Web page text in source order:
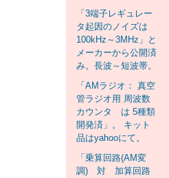
「3端子レギュレー
タ起因のノイズは
100kHz～3MHz」と
メーカーから公開済
み。長波～短波帯。
「AMラジオ： 真空
管ラジオ用 周波数
カウンタ は 5種類
開発済」。 キット
品はyahooにて。
「乗算回路(AM変
調) 対 加算回路